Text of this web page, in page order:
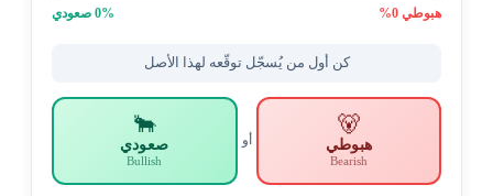
هبوطي0
%
0% صعودي
كن أول من يُسجّل توقّعه لهذا الأصل
🐻
هبوطي
Bearish
أو
🐂
صعودي
Bullish